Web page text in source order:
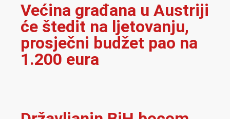
Većina građana u Austriji
će štedit na ljetovanju,
prosječni budžet pao na
1.200 eura